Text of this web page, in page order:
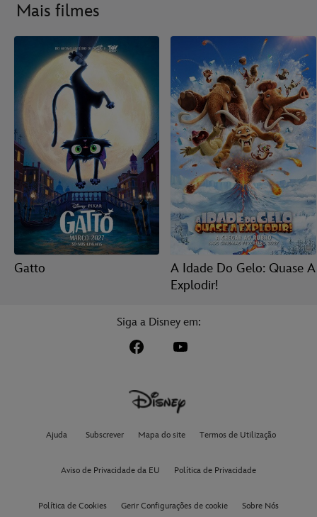
Mais filmes
Gatto
A Idade Do Gelo: Quase A
Explodir!
Siga a Disney em:
Ajuda Subscrever Mapa do site Termos de Utilização
Aviso de Privacidade da EU Política de Privacidade
Política de Cookies Gerir Configurações de cookie Sobre Nós